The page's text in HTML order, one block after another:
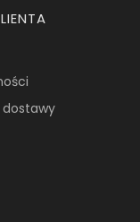
dostawy